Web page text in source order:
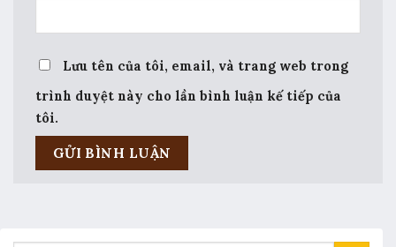
Lưu tên của tôi, email, và trang web trong
trình duyệt này cho lần bình luận kế tiếp của
tôi.